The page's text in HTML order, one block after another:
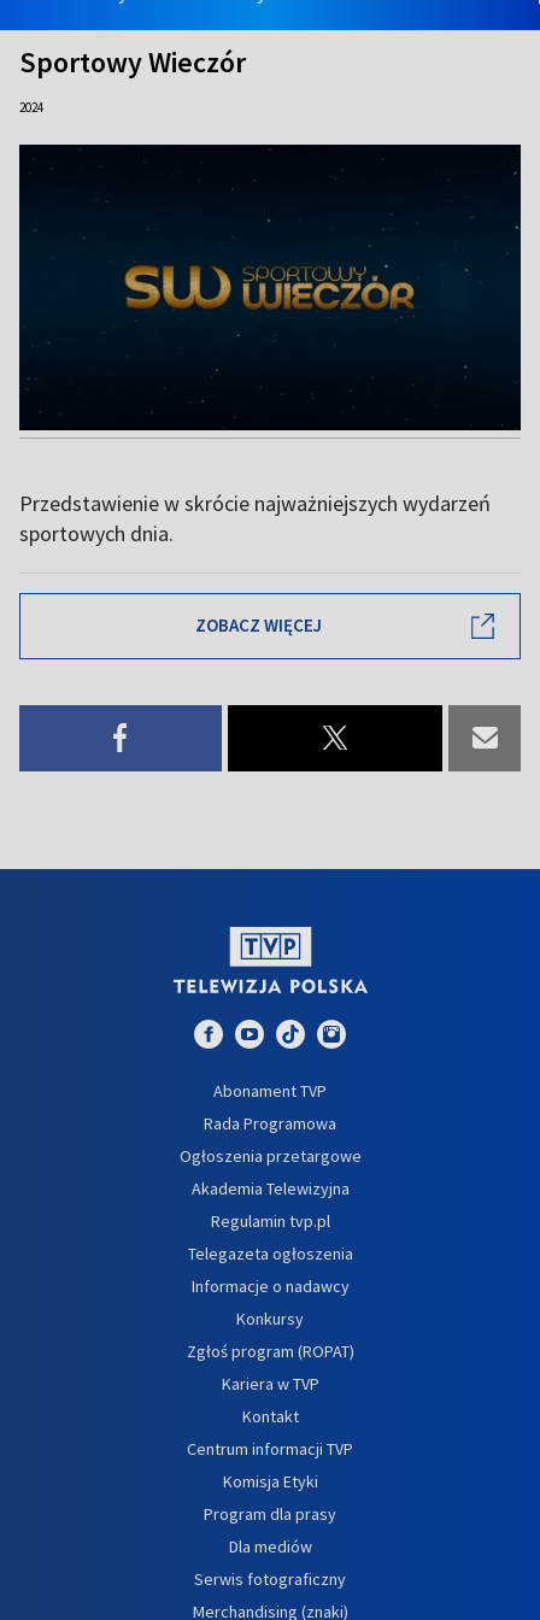
Sportowy Wieczór
2024
Przedstawienie w skrócie najważniejszych wydarzeń
sportowych dnia.
ZOBACZ WIĘCEJ
Abonament TVP
Rada Programowa
Ogłoszenia przetargowe
Akademia Telewizyjna
Regulamin tvp.pl
Telegazeta ogłoszenia
Informacje o nadawcy
Konkursy
Zgłoś program (ROPAT)
Kariera w TVP
Kontakt
Centrum informacji TVP
Komisja Etyki
Program dla prasy
Dla mediów
Serwis fotograficzny
Merchandising (znaki)